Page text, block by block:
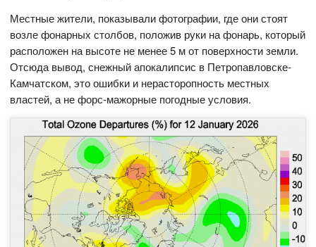
Местные жители, показывали фотографии, где они стоят
возле фонарных столбов, положив руки на фонарь, который
расположен на высоте не менее 5 м от поверхности земли.
Отсюда вывод, снежный апокалипсис в Петропавловске-
Камчатском, это ошибки и нерасторопность местных
властей, а не форс-мажорные погодные условия.